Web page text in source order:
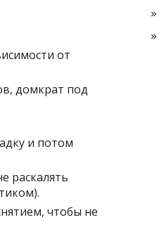
от
домкрат под
и потом
раскалять
чтобы не